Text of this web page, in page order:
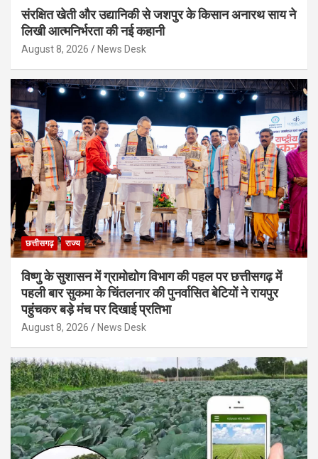
संरक्षित खेती और उद्यानिकी से जशपुर के किसान अनारथ साय ने
लिखी आत्मनिर्भरता की नई कहानी
August 8, 2026 News Desk
छत्तीसगढ़ राज्य
विष्णु के सुशासन में ग्रामोद्योग विभाग की पहल पर छत्तीसगढ़ में
पहली बार सुकमा के चिंतलनार की पुनर्वासित बेटियों ने रायपुर
पहुंचकर बड़े मंच पर दिखाई प्रतिभा
August 8, 2026 News Desk